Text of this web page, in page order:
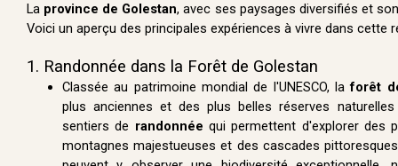
La province de Golestan, avec ses paysages diversifiés et
Voici un aperçu des principales expériences à vivre dans cette
1. Randonnée dans la Forêt de Golestan
Classée au patrimoine mondial de l'UNESCO, laforêt
plus anciennes et des plus belles réserves
sentiers de randonnée qui permettent d'explorer des
montagnes majestueuses et des cascades